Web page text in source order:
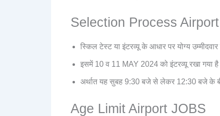
Selection Process
स्किल टेस्ट या इंटरव्यू के आधार पर योग्य उम्मीदवार
इसमें 10 व 11 MAY 2024 को इंटरव्यू रखा गया है I
अर्थात यह सुबह 9:30 बजे से लेकर 12:30 बजे के बीच
Age Limit Airport JOBS